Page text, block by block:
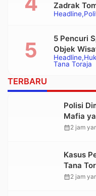
Headline
Zadrak
Bupati
Headline
Tana Toraja
5 Pencuri
Objek
Polisi
TERBARU
Polisi
Mafia
calendar_month2 jam
Kasus
Tana
calendar_month2 jam